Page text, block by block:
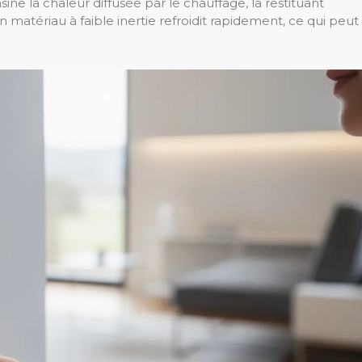
matériau à faible inertie refroidit rapidement, ce qui peut